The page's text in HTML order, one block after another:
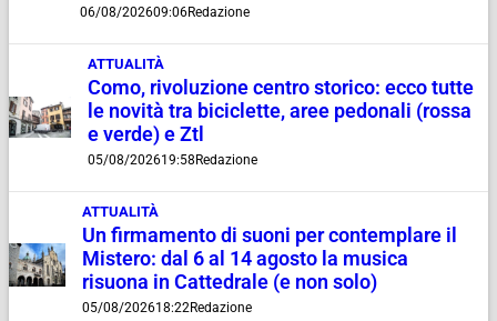
06/08/202609:06Redazione
ATTUALITÀ
Como, rivoluzione centro storico: ecco tutte
le novità tra biciclette, aree pedonali (rossa
e verde) e Ztl
05/08/202619:58Redazione
ATTUALITÀ
Un firmamento di suoni per contemplare il
Mistero: dal 6 al 14 agosto la musica
risuona in Cattedrale (e non solo)
05/08/202618:22Redazione